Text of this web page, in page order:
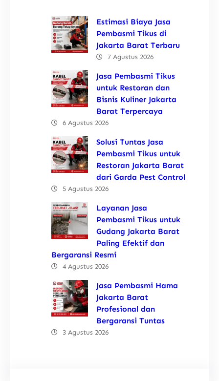
Estimasi Biaya Jasa
Pembasmi Tikus di
Jakarta Barat Terbaru
7 Agustus 2026
Jasa Pembasmi Tikus
untuk Restoran dan
Bisnis Kuliner Jakarta
Barat Terpercaya
6 Agustus 2026
Solusi Tuntas Jasa
Pembasmi Tikus untuk
Restoran Jakarta Barat
dari Garda Pest Control
5 Agustus 2026
Layanan Jasa
Pembasmi Tikus untuk
Gudang Jakarta Barat
Paling Efektif dan
Bergaransi Resmi
4 Agustus 2026
Jasa Pembasmi Hama
Jakarta Barat
Profesional dan
Bergaransi Tuntas
3 Agustus 2026